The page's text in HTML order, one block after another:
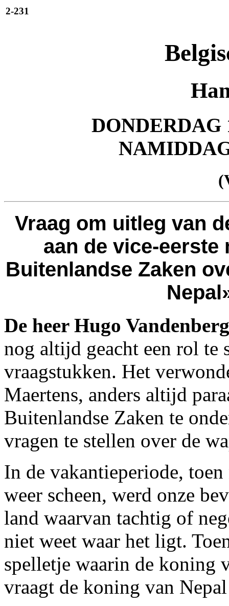
2-231
DONDERDAG
Vraag om uitleg van
aan de vice-
Buitenlandse Zaken
De heer Hugo
nog altijd geacht een rol te
vraagstukken. Het
Maertens, anders altijd
Buitenlandse Zaken te
vragen te stellen over de
In de vakantieperiode,
weer scheen, werd onze
land waarvan tachtig of
niet weet waar het ligt.
spelletje waarin de koning
vraagt de koning van